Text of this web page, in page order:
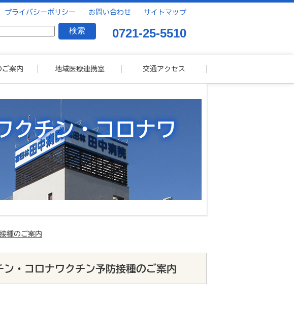
0721-25-5510
プライバシーポリシー お問い合わせ サイトマップ
案内 地域医療連携室 交通アクセス
チン・コロナワ
種のご案内
・コロナワクチン予防接種のご案内